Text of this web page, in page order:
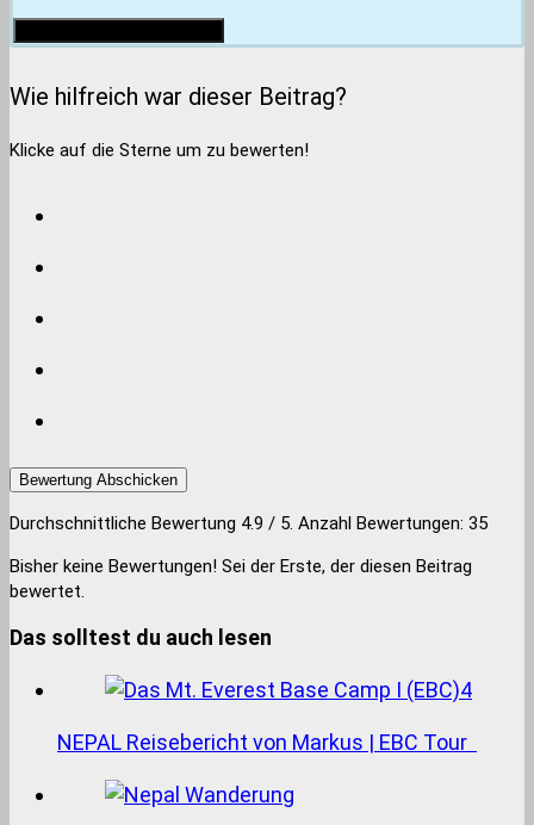
Wie hilfreich war dieser Beitrag?
Klicke auf die Sterne um zu bewerten!
Bewertung Abschicken
Durchschnittliche Bewertung 4.9 / 5. Anzahl Bewertungen: 35
Bisher keine Bewertungen! Sei der Erste, der diesen Beitrag
bewertet.
Das solltest du auch lesen
NEPAL Reisebericht von Markus | EBC Tour